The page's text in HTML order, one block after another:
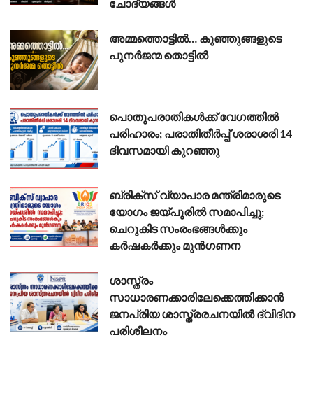
ചോദ്യങ്ങൾ
അമ്മത്തൊട്ടിൽ… കുഞ്ഞുങ്ങളുടെ
പുനർജന്മ തൊട്ടിൽ
പൊതുപരാതികൾക്ക് വേഗത്തിൽ
പരിഹാരം; പരാതിതീർപ്പ് ശരാശരി 14
ദിവസമായി കുറഞ്ഞു
ബ്രിക്സ് വ്യാപാര മന്ത്രിമാരുടെ
യോഗം ജയ്പുരിൽ സമാപിച്ചു;
ചെറുകിട സംരംഭങ്ങൾക്കും
കർഷകർക്കും മുൻഗണന
ശാസ്ത്രം
സാധാരണക്കാരിലേക്കെത്തിക്കാൻ
ജനപ്രിയ ശാസ്ത്രരചനയിൽ ദ്വിദിന
പരിശീലനം